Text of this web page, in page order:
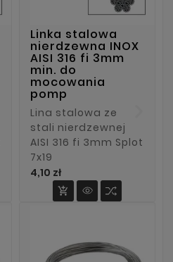
Linka stalowa
nierdzewna INOX
AISI 316 fi 3mm
min. do
mocowania
pomp
Lina stalowa ze
stali nierdzewnej
AISI 316 fi 3mm Splot
7x19
4,10 złCena
